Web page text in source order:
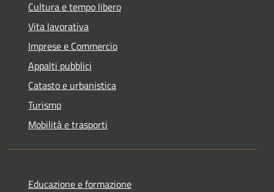
Cultura e tempo libero
Vita lavorativa
Imprese e Commercio
Appalti pubblici
Catasto e urbanistica
Turismo
Mobilità e trasporti
Educazione e formazione